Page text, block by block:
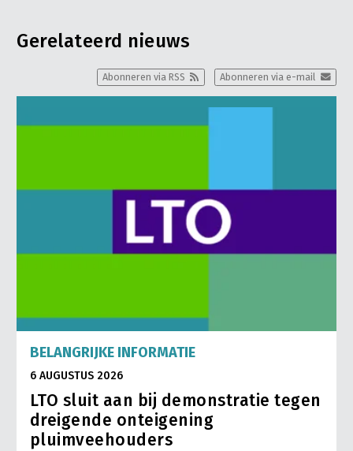
Gerelateerd nieuws
Abonneren via e-mail
Abonneren via RSS
BELANGRIJKE INFORMATIE
6 AUGUSTUS 2026
LTO sluit aan bij demonstratie tegen
dreigende onteigening
pluimveehouders